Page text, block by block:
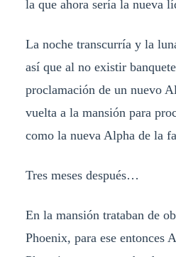
la que ahora sería la nueva
La noche transcurría y la
así que al no existir
proclamación de un nuevo
vuelta a la mansión para
como la nueva Alpha de la
Tres meses después…
En la mansión trataban de
Phoenix, para ese entonces